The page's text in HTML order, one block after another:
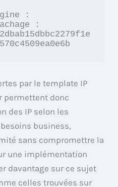
:
:
par le template IP
permettent donc
des IP selon les
business,
sans compromettre la
une implémentation
davantage sur ce sujet
celles trouvées sur